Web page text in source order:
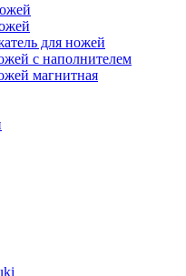
для ножей
с наполнителем
магнитная